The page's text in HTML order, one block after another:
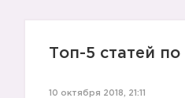
Топ-5 статей по
10 октября 2018, 21:11